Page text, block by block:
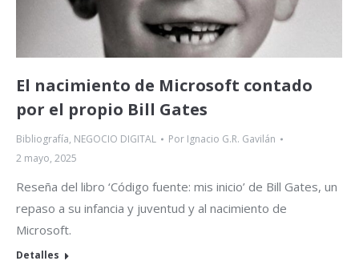
El nacimiento de Microsoft contado
por el propio Bill Gates
Bibliografía, NEGOCIO DIGITAL Por Ignacio G.R. Gavilán
2 mayo, 2025
Reseña del libro ‘Código fuente: mis inicio’ de Bill Gates, un
repaso a su infancia y juventud y al nacimiento de
Microsoft.
Detalles